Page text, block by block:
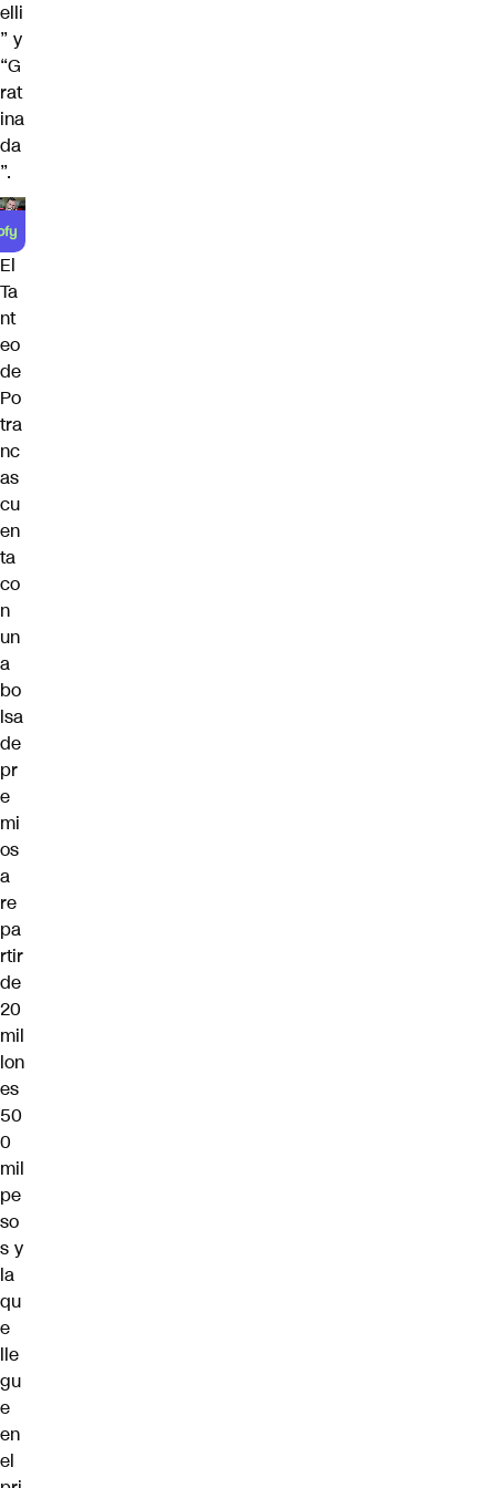
elli
” y
“G
rat
ina
da
”.
El
Ta
nt
eo
de
Po
tra
nc
as
cu
en
ta
co
n
un
a
bo
lsa
de
pr
e
mi
os
a
re
pa
rtir
de
20
mil
lon
es
50
0
mil
pe
so
s y
la
qu
e
lle
gu
e
en
el